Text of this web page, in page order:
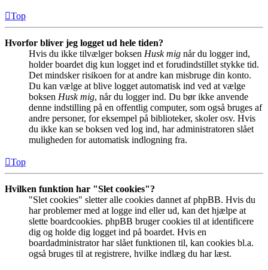
Top
Hvorfor bliver jeg logget ud hele tiden?
Hvis du ikke tilvælger boksen Husk mig når du logger ind,
holder boardet dig kun logget ind et forudindstillet stykke tid.
Det mindsker risikoen for at andre kan misbruge din konto.
Du kan vælge at blive logget automatisk ind ved at vælge
boksen Husk mig, når du logger ind. Du bør ikke anvende
denne indstilling på en offentlig computer, som også bruges af
andre personer, for eksempel på biblioteker, skoler osv. Hvis
du ikke kan se boksen ved log ind, har administratoren slået
muligheden for automatisk indlogning fra.
Top
Hvilken funktion har "Slet cookies"?
"Slet cookies" sletter alle cookies dannet af phpBB. Hvis du
har problemer med at logge ind eller ud, kan det hjælpe at
slette boardcookies. phpBB bruger cookies til at identificere
dig og holde dig logget ind på boardet. Hvis en
boardadministrator har slået funktionen til, kan cookies bl.a.
også bruges til at registrere, hvilke indlæg du har læst.